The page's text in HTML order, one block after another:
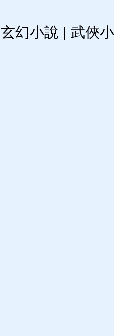
玄幻小說 | 武俠